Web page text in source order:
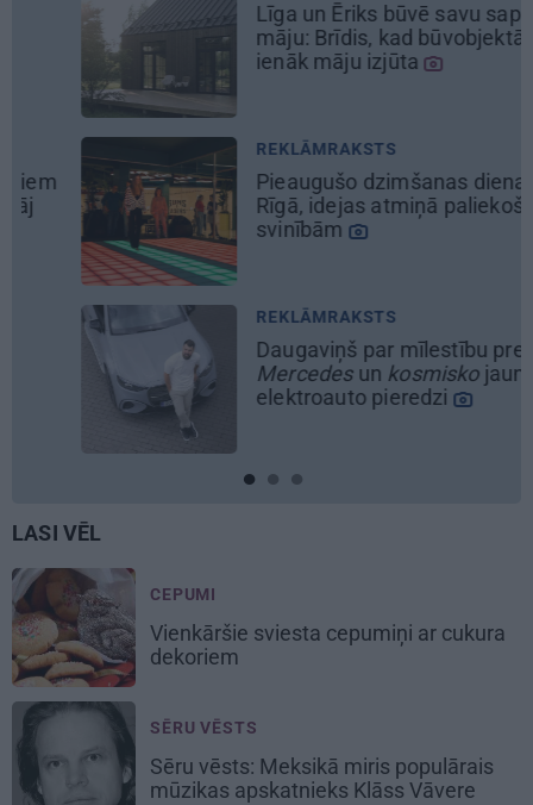
Līga un Ēriks būvē savu sapņu
māju: Brīdis, kad būvobjektā
ienāk māju izjūta
Pieaugušo dzimšanas diena
Rīgā, idejas atmiņā paliekošām
svinībām
REKLĀMRAKSTS
Daugaviņš par mīlestību pret
Mercedes
un kosmiskojaunā
elektroauto pieredzi
LASI VĒL
CEPUMI
Vienkāršie sviesta cepumiņi ar cukura
dekoriem
SĒRU VĒSTS
Sēru vēsts: Meksikā miris populārais
mūzikas apskatnieks Klāss Vāvere